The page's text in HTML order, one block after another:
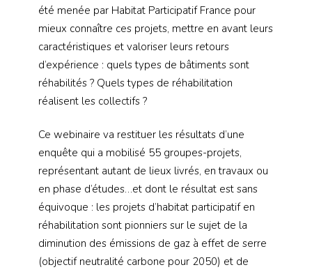
été menée par Habitat Participatif France pour
mieux connaître ces projets, mettre en avant leurs
caractéristiques et valoriser leurs retours
d’expérience : quels types de bâtiments sont
réhabilités ? Quels types de réhabilitation
réalisent les collectifs ?
Ce webinaire va restituer les résultats d’une
enquête qui a mobilisé 55 groupes-projets,
représentant autant de lieux livrés, en travaux ou
en phase d’études…et dont le résultat est sans
équivoque : les projets d’habitat participatif en
réhabilitation sont pionniers sur le sujet de la
diminution des émissions de gaz à effet de serre
(objectif neutralité carbone pour 2050) et de